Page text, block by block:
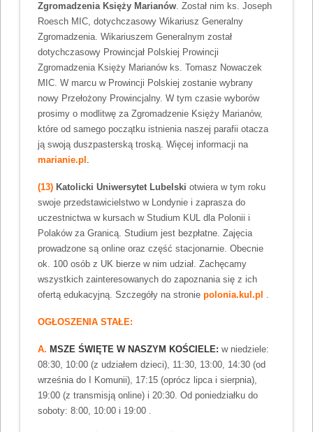
Zgromadzenia Księży Marianów. Został nim ks. Joseph
Roesch MIC, dotychczasowy Wikariusz Generalny
Zgromadzenia. Wikariuszem Generalnym został
dotychczasowy Prowincjał Polskiej Prowincji
Zgromadzenia Księży Marianów ks. Tomasz Nowaczek
MIC. W marcu w Prowincji Polskiej zostanie wybrany
nowy Przełożony Prowincjalny. W tym czasie wyborów
prosimy o modlitwę za Zgromadzenie Księży Marianów,
które od samego początku istnienia naszej parafii otacza
ją swoją duszpasterską troską. Więcej informacji na
marianie.pl .
(13) Katolicki Uniwersytet Lubelski otwiera w tym roku
swoje przedstawicielstwo w Londynie i zaprasza do
uczestnictwa w kursach w Studium KUL dla Polonii i
Polaków za Granicą. Studium jest bezpłatne. Zajęcia
prowadzone są online oraz część stacjonarnie. Obecnie
ok. 100 osób z UK bierze w nim udział. Zachęcamy
wszystkich zainteresowanych do zapoznania się z ich
ofertą edukacyjną. Szczegóły na stronie polonia.kul.pl .
OGŁOSZENIA STAŁE:
A. MSZE ŚWIĘTE W NASZYM KOŚCIELE: w niedziele:
08:30, 10:00 (z udziałem dzieci), 11:30, 13:00, 14:30 (od
września do I Komunii), 17:15 (oprócz lipca i sierpnia),
19:00 (z transmisją online) i 20:30. Od poniedziałku do
soboty: 8:00, 10:00 i 19:00 .